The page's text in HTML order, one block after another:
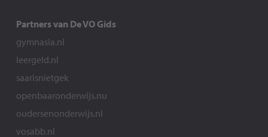
Partners van De VO Gids
gymnasia.nl
leergeld.nl
saarisnietgek
openbaaronderwijs.nu
oudersenonderwijs.nl
vosabb.nl